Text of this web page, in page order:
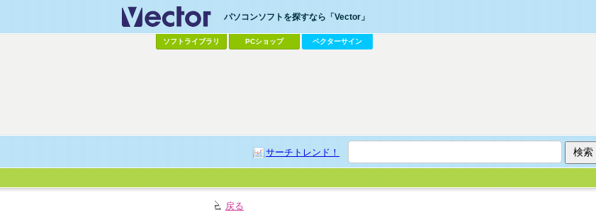
パソコンソフトを探すなら「Vector」
ソフトライブラリ PCショップ ベクターサイン
サーチトレンド！
戻る